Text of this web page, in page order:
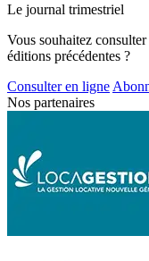
Le journal trimestriel
Vous souhaitez
éditions précédentes ?
Consulter en ligne
Nos partenaires